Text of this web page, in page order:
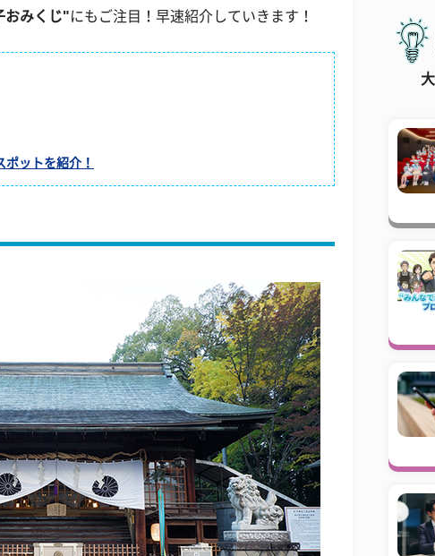
おみくじ"にもご注目！早速紹介していきます！
ットを紹介！